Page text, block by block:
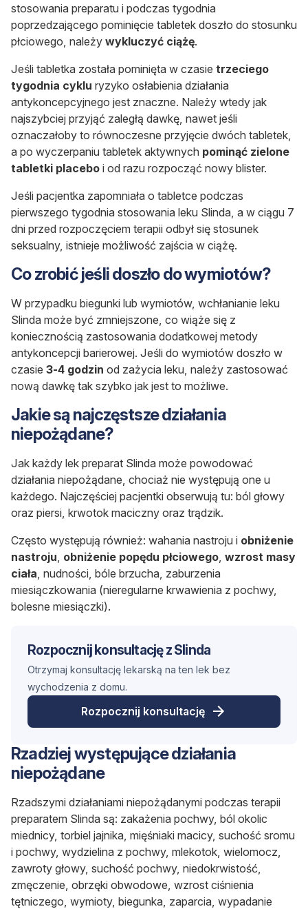
stosowania preparatu i podczas tygodnia
poprzedzającego pominięcie tabletek doszło do stosunku
płciowego, należy wykluczyć ciążę.
Jeśli tabletka została pominięta w czasie trzeciego
tygodnia cyklu ryzyko osłabienia działania
antykoncepcyjnego jest znaczne. Należy wtedy jak
najszybciej przyjąć zaległą dawkę, nawet jeśli
oznaczałoby to równoczesne przyjęcie dwóch tabletek,
a po wyczerpaniu tabletek aktywnych pominąć zielone
tabletki placebo i od razu rozpocząć nowy blister.
Jeśli pacjentka zapomniała o tabletce podczas
pierwszego tygodnia stosowania leku Slinda, a w ciągu 7
dni przed rozpoczęciem terapii odbył się stosunek
seksualny, istnieje możliwość zajścia w ciążę.
Co zrobić jeśli doszło do wymiotów?
W przypadku biegunki lub wymiotów, wchłanianie leku
Slinda może być zmniejszone, co wiąże się z
koniecznością zastosowania dodatkowej metody
antykoncepcji barierowej. Jeśli do wymiotów doszło w
czasie 3-4 godzin od zażycia leku, należy zastosować
nową dawkę tak szybko jak jest to możliwe.
Jakie są najczęstsze działania
niepożądane?
Jak każdy lek preparat Slinda może powodować
działania niepożądane, chociaż nie występują one u
każdego. Najczęściej pacjentki obserwują tu: ból głowy
oraz piersi, krwotok maciczny oraz trądzik.
Często występują również: wahania nastroju i obniżenie
nastroju obniżenie popędu płciowego wzrost masy
ciała , nudności, bóle brzucha, zaburzenia
miesiączkowania (nieregularne krwawienia z pochwy,
bolesne miesiączki).
Rozpocznij konsultację z Slinda
Otrzymaj konsultację lekarską na ten lek bez
wychodzenia z domu.
Rozpocznij konsultację
Rzadziej występujące działania
niepożądane
Rzadszymi działaniami niepożądanymi podczas terapii
preparatem Slinda są: zakażenia pochwy, ból okolic
miednicy, torbiel jajnika, mięśniaki macicy, suchość sromu
i pochwy, wydzielina z pochwy, mlekotok, wielomocz,
zawroty głowy, suchość pochwy, niedokrwistość,
zmęczenie, obrzęki obwodowe, wzrost ciśnienia
tętniczego, wymioty, biegunka, zaparcia, wypadanie